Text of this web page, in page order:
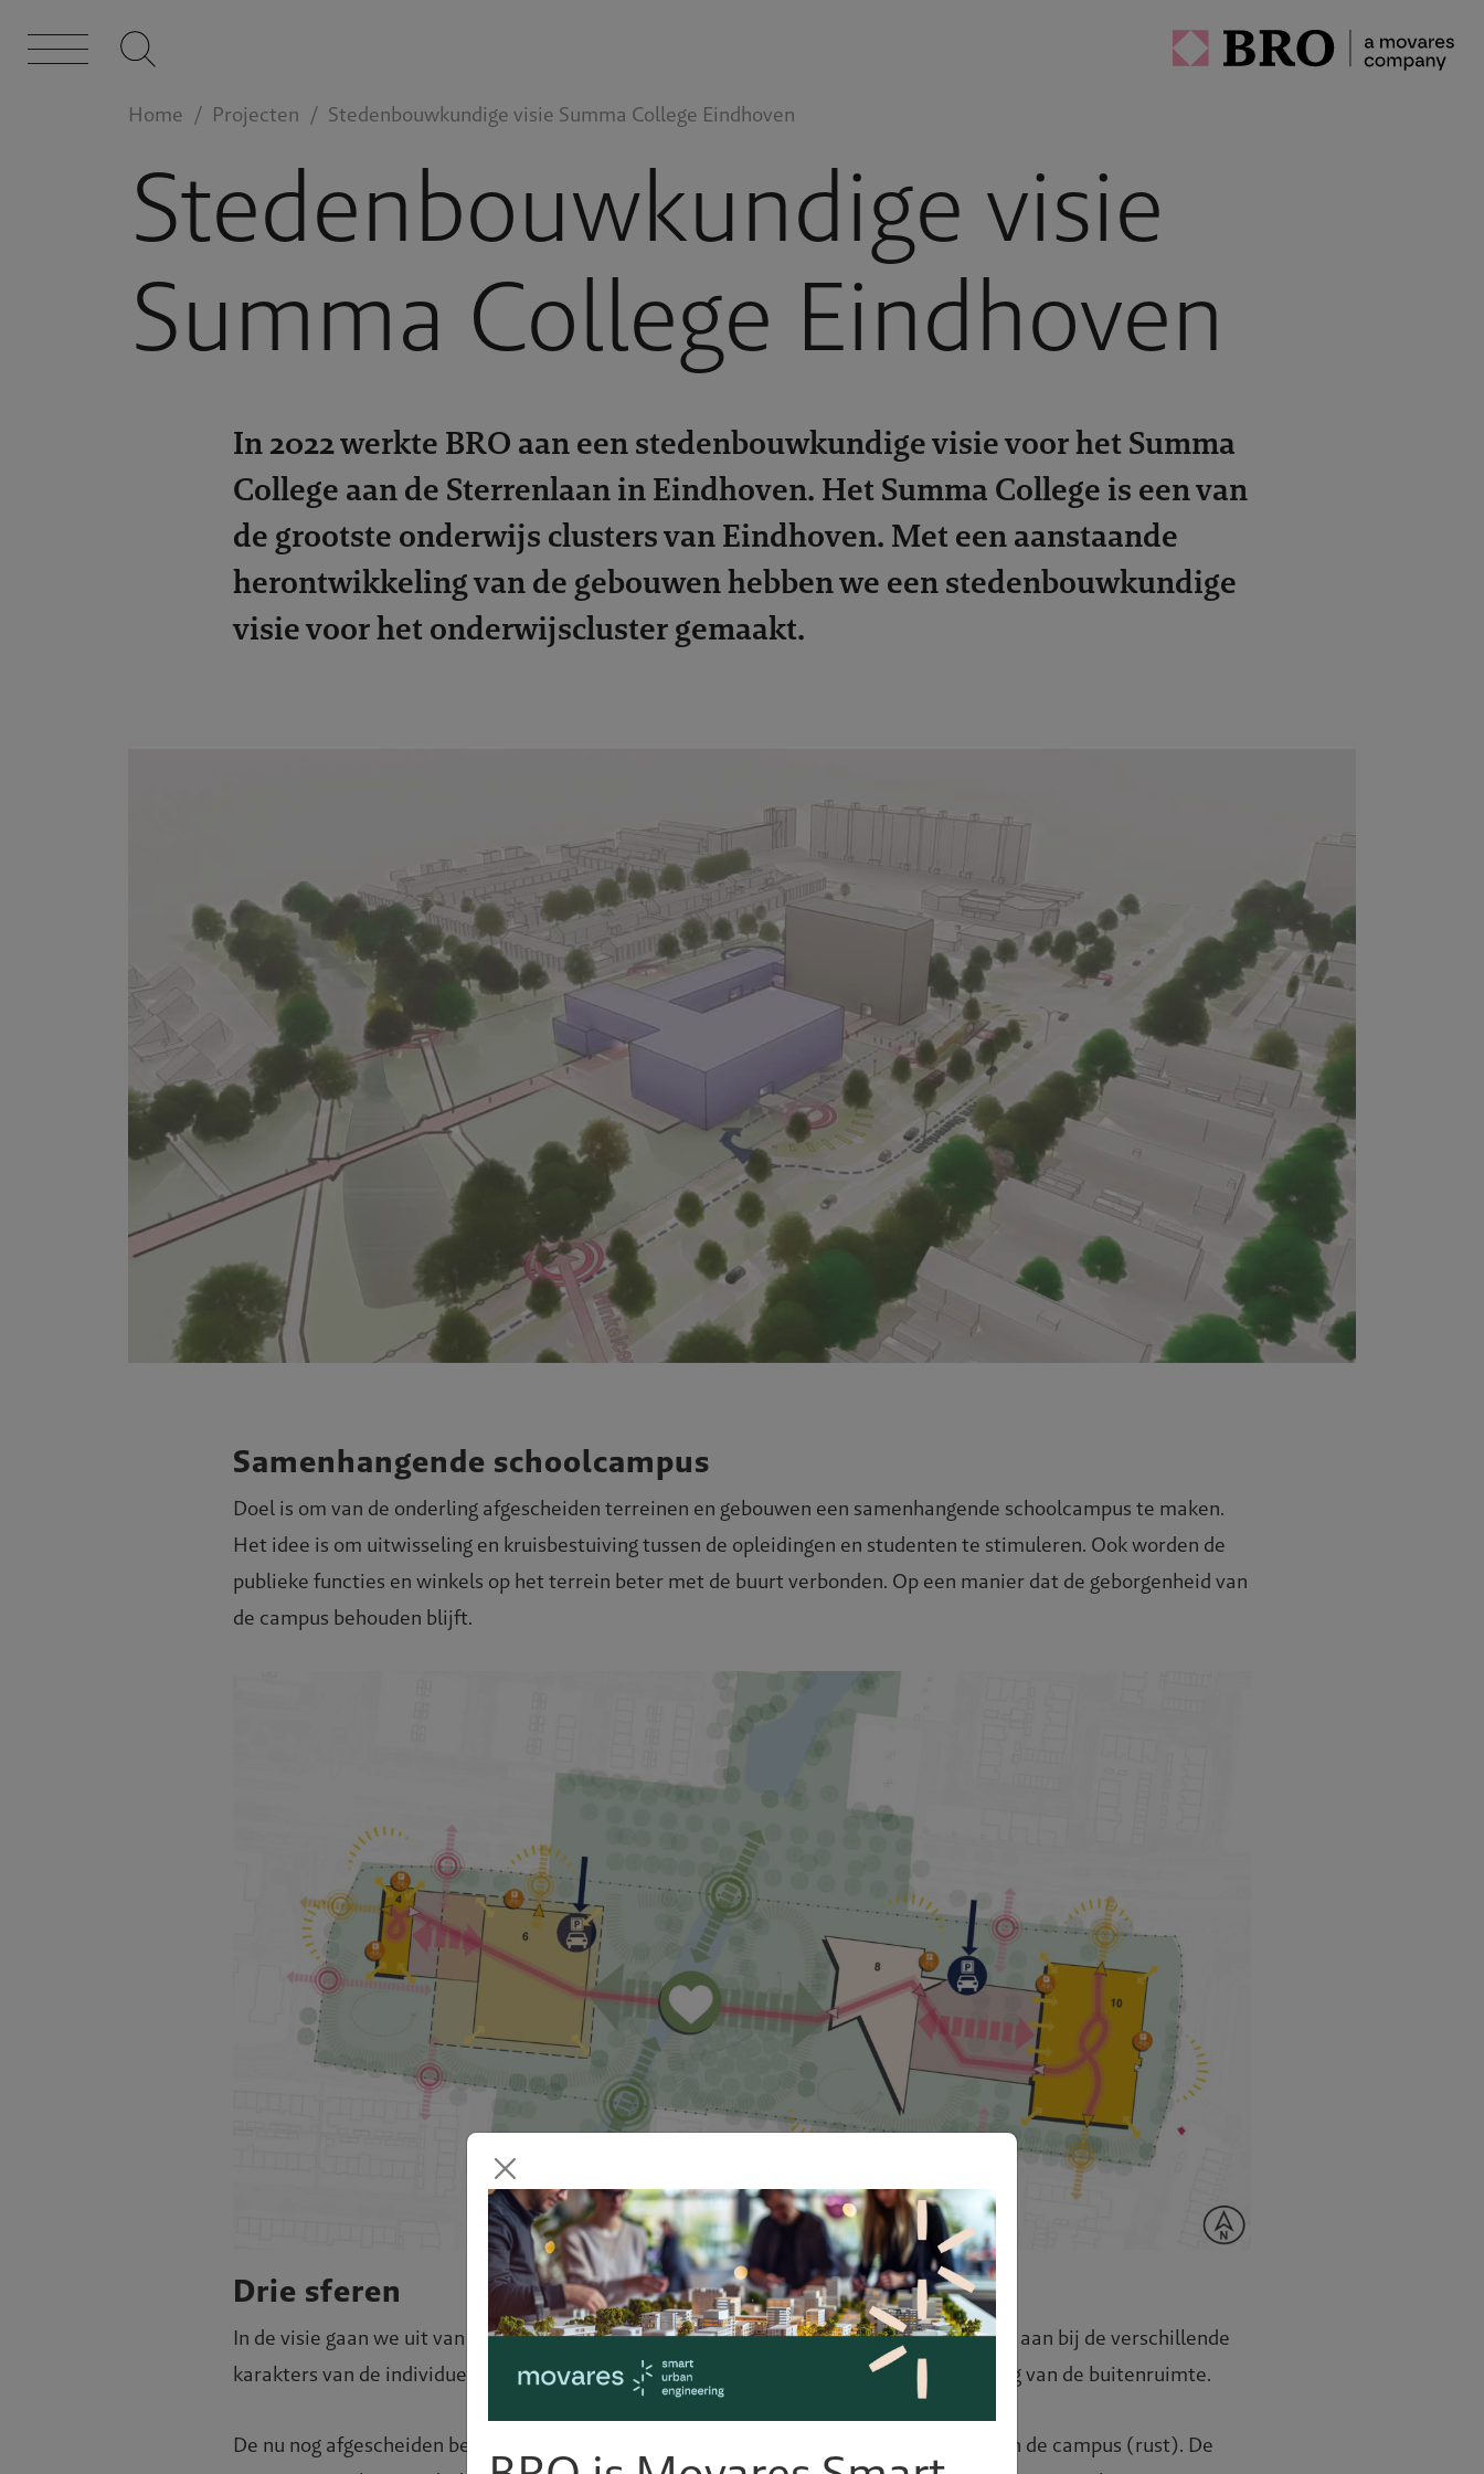
Home Projecten Stedenbouwkundige visie Summa College Eindhoven
Stedenbouwkundige visie
Summa College Eindhoven
In 2022 werkte BRO aan een stedenbouwkundige visie voor het Summa
College aan de Sterrenlaan in Eindhoven. Het Summa College is een van
de grootste onderwijs clusters van Eindhoven. Met een aanstaande
herontwikkeling van de gebouwen hebben we een stedenbouwkundige
visie voor het onderwijscluster gemaakt.
Samenhangende schoolcampus
Doel is om van de onderling afgescheiden terreinen en gebouwen een samenhangende schoolcampus te maken.
Het idee is om uitwisseling en kruisbestuiving tussen de opleidingen en studenten te stimuleren. Ook worden de
publieke functies en winkels op het terrein beter met de buurt verbonden. Op een manier dat de geborgenheid van
de campus behouden blijft.
Drie sferen
In de visie gaan we uit van drie sferen: rust, reuring en representatie. Deze sferen sluiten aan bij de verschillende
karakters van de individuele gebouwen en geven richting aan het gebruik en de inrichting van de buitenruimte.
De nu nog afgescheiden beekzone van de Oude Gracht wordt het nieuwe groene hart van de campus (rust). De